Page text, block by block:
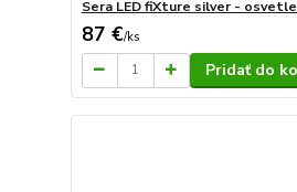
Sera LED fiXture silver -
87 €/ks
Pridať do